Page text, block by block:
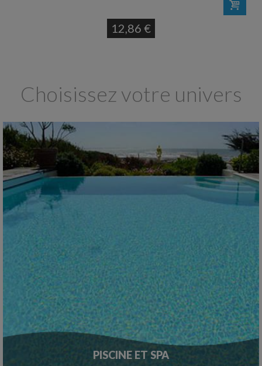
12,86 €
Choisissez votre univers
PISCINE ET SPA